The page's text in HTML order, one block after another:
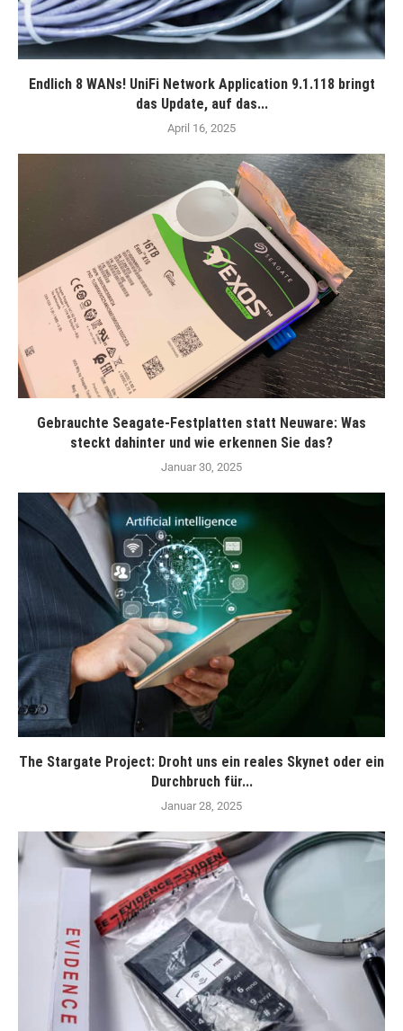
Endlich 8 WANs! UniFi Network Application 9.1.118 bringt
das Update, auf das...
April 16, 2025
Gebrauchte Seagate-Festplatten statt Neuware: Was
steckt dahinter und wie erkennen Sie das?
Januar 30, 2025
The Stargate Project: Droht uns ein reales Skynet oder ein
Durchbruch für...
Januar 28, 2025